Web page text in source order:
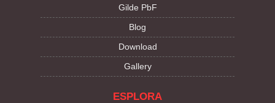
Gilde PbF
Blog
Download
Gallery
ESPLORA